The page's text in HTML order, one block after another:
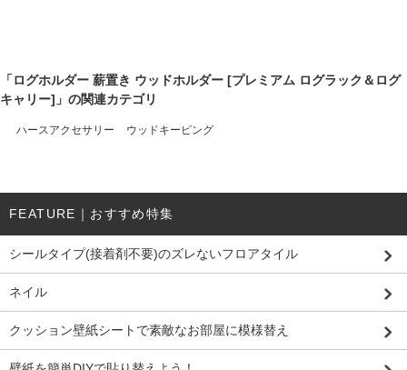
「ログホルダー 薪置き ウッドホルダー [プレミアム ログラック＆ログ
キャリー]」の関連カテゴリ
ハースアクセサリー ウッドキーピング
FEATURE｜おすすめ特集
シールタイプ(接着剤不要)のズレないフロアタイル
ネイル
クッション壁紙シートで素敵なお部屋に模様替え